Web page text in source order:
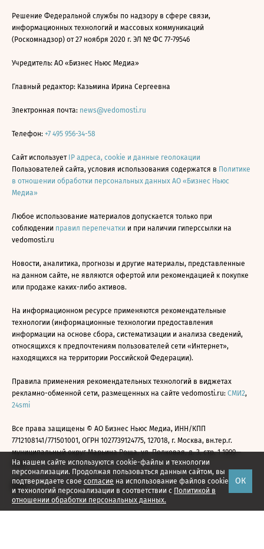
На нашем сайте используются cookie-файлы и технологии
персонализации. Продолжая пользоваться данным сайтом, вы
подтверждаете свое согласие на использование файлов cookie
и технологий персонализации в соответствии с Политикой в
отношении обработки персональных данных.
ОК
Решение Федеральной службы по надзору в сфере связи,
информационных технологий и массовых коммуникаций
(Роскомнадзор) от 27 ноября 2020 г. ЭЛ № ФС 77-79546
Учредитель: АО «Бизнес Ньюс Медиа»
Главный редактор: Казьмина Ирина Сергеевна
Электронная почта: news@vedomosti.ru
Телефон: +7 495 956-34-58
Сайт использует IP адреса, cookie и данные геолокации
Пользователей сайта, условия использования содержатся в Политике
в отношении обработки персональных данных АО «Бизнес Ньюс
Медиа»
Любое использование материалов допускается только при
соблюдении правил перепечатки и при наличии гиперссылки на
vedomosti.ru
Новости, аналитика, прогнозы и другие материалы, представленные
на данном сайте, не являются офертой или рекомендацией к покупке
или продаже каких-либо активов.
На информационном ресурсе применяются рекомендательные
технологии (информационные технологии предоставления
информации на основе сбора, систематизации и анализа сведений,
относящихся к предпочтениям пользователей сети «Интернет»,
находящихся на территории Российской Федерации).
Правила применения рекомендательных технологий в виджетах
рекламно-обменной сети, размещенных на сайте vedomosti.ru: СМИ2,
24smi
Все права защищены © АО Бизнес Ньюс Медиа, ИНН/КПП
7712108141/771501001, ОГРН 1027739124775, 127018, г. Москва, вн.тер.г.
муниципальный округ Марьина Роща, ул. Полковая, д. 3, стр. 1 1999—
2026